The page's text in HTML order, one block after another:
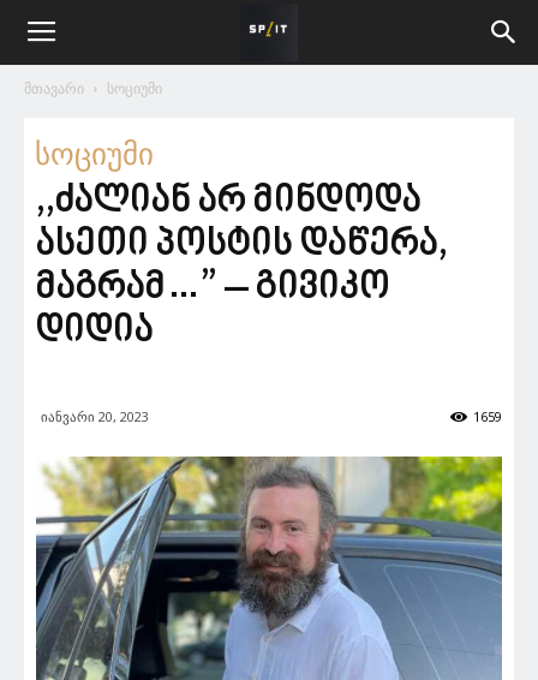
მთავარი სოციუმი
სოციუმი
,,ძალიან არ მინდოდა
ასეთი პოსტის დაწერა,
მაგრამ…” – გივიკო
დიდია
იანვარი 20, 2023 1659